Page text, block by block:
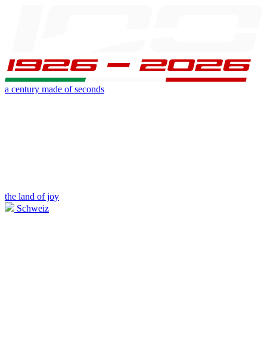
a century made of seconds
the land of joy
Schweiz